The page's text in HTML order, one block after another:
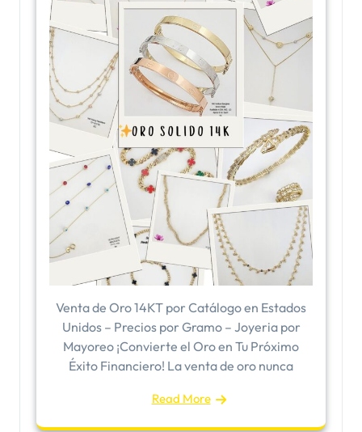
Venta de Oro 14KT por Catálogo en Estados
Unidos – Precios por Gramo – Joyeria por
Mayoreo ¡Convierte el Oro en Tu Próximo
Éxito Financiero! La venta de oro nunca
Read More